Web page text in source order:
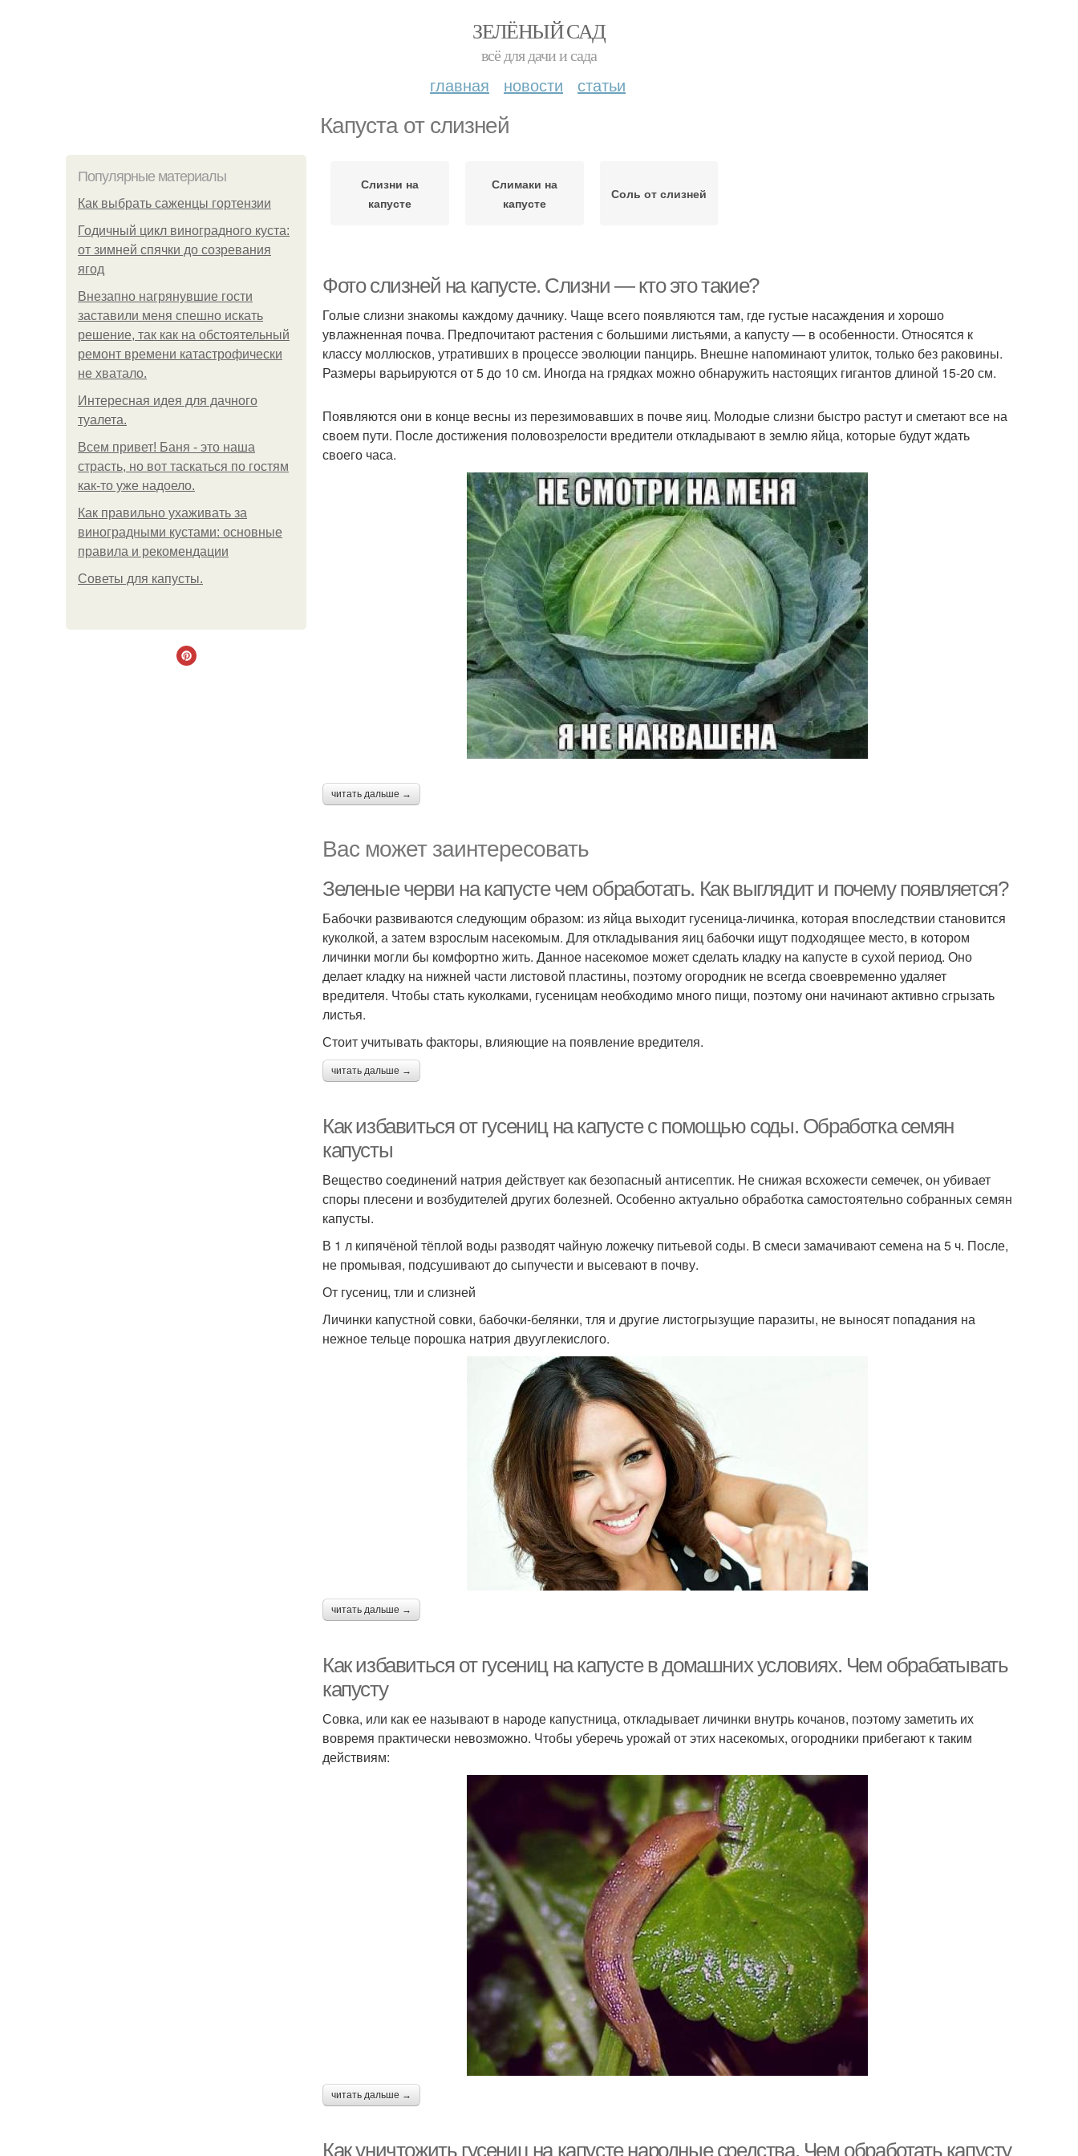
ЗЕЛЁНЫЙ САД
всё для дачи и сада
главная новости статьи
Капуста от слизней
Популярные материалы
Как выбрать саженцы гортензии
Годичный цикл виноградного куста:
от зимней спячки до созревания
ягод
Внезапно нагрянувшие гости
заставили меня спешно искать
решение, так как на обстоятельный
ремонт времени катастрофически
не хватало.
Интересная идея для дачного
туалета.
Всем привет! Баня - это наша
страсть, но вот таскаться по гостям
как-то уже надоело.
Как правильно ухаживать за
виноградными кустами: основные
правила и рекомендации
Советы для капусты.
Слизни на
капусте
Слимаки на
капусте
Соль от слизней
Фото слизней на капусте. Слизни — кто это такие?
Голые слизни знакомы каждому дачнику. Чаще всего появляются там, где густые насаждения и хорошо
увлажненная почва. Предпочитают растения с большими листьями, а капусту — в особенности. Относятся к
классу моллюсков, утративших в процессе эволюции панцирь. Внешне напоминают улиток, только без раковины.
Размеры варьируются от 5 до 10 см. Иногда на грядках можно обнаружить настоящих гигантов длиной 15-20 см.
Появляются они в конце весны из перезимовавших в почве яиц. Молодые слизни быстро растут и сметают все на
своем пути. После достижения половозрелости вредители откладывают в землю яйца, которые будут ждать
своего часа.
читать дальше →
Вас может заинтересовать
Зеленые черви на капусте чем обработать. Как выглядит и почему появляется?
Бабочки развиваются следующим образом: из яйца выходит гусеница-личинка, которая впоследствии становится
куколкой, а затем взрослым насекомым. Для откладывания яиц бабочки ищут подходящее место, в котором
личинки могли бы комфортно жить. Данное насекомое может сделать кладку на капусте в сухой период. Оно
делает кладку на нижней части листовой пластины, поэтому огородник не всегда своевременно удаляет
вредителя. Чтобы стать куколками, гусеницам необходимо много пищи, поэтому они начинают активно сгрызать
листья.
Стоит учитывать факторы, влияющие на появление вредителя.
читать дальше →
Как избавиться от гусениц на капусте с помощью соды. Обработка семян
капусты
Вещество соединений натрия действует как безопасный антисептик. Не снижая всхожести семечек, он убивает
споры плесени и возбудителей других болезней. Особенно актуально обработка самостоятельно собранных семян
капусты.
В 1 л кипячёной тёплой воды разводят чайную ложечку питьевой соды. В смеси замачивают семена на 5 ч. После,
не промывая, подсушивают до сыпучести и высевают в почву.
От гусениц, тли и слизней
Личинки капустной совки, бабочки-белянки, тля и другие листогрызущие паразиты, не выносят попадания на
нежное тельце порошка натрия двууглекислого.
читать дальше →
Как избавиться от гусениц на капусте в домашних условиях. Чем обрабатывать
капусту
Совка, или как ее называют в народе капустница, откладывает личинки внутрь кочанов, поэтому заметить их
вовремя практически невозможно. Чтобы уберечь урожай от этих насекомых, огородники прибегают к таким
действиям:
читать дальше →
Как уничтожить гусениц на капусте народные средства. Чем обработать капусту